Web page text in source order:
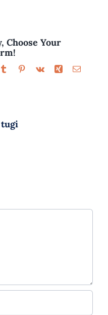
Choose Your
TumblrPinterest
Vk Xing Email